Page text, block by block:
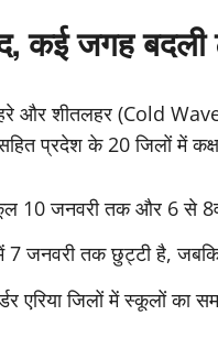
कई जगह बदली
और शीतलहर (Cold
प्रदेश के 20 जिलों में
10 जनवरी तक और 6 से
जनवरी तक छुट्टी है, जबकि
एरिया जिलों में स्कूलों का